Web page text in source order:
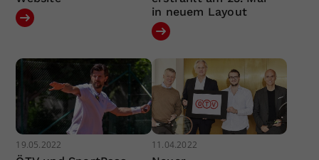
in neuem Layout
19.05.2022 11.04.2022